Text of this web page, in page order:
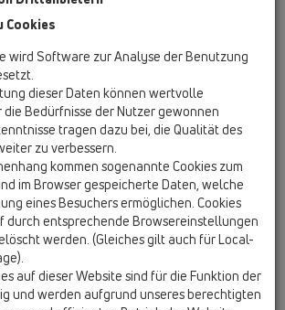
Moldavia
Romania
Russia
Slovakia, Belarus
Switzerland
Türkiye
Norway, Sweden
Cookies
wird Software zur Analyse der Benutzung
dieser Daten können wertvolle
die Bedürfnisse der Nutzer gewonnen
tragen dazu bei, die Qualität des
zu verbessern.
kommen sogenannte Cookies zum
im Browser gespeicherte Daten, welche
eines Besuchers ermöglichen. Cookies
durch entsprechende Browsereinstellungen
werden. (Gleiches gilt auch für Local-
auf dieser Website sind für die Funktion der
und werden aufgrund unseres berechtigten